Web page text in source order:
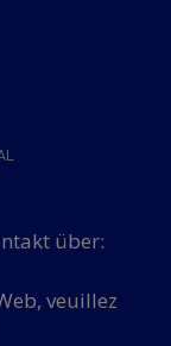
über:
veuillez